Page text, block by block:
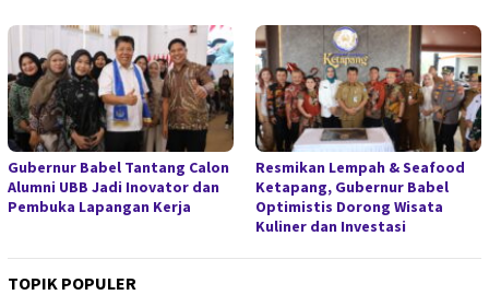
Gubernur Babel Tantang Calon
Alumni UBB Jadi Inovator dan
Pembuka Lapangan Kerja
Resmikan Lempah & Seafood
Ketapang, Gubernur Babel
Optimistis Dorong Wisata
Kuliner dan Investasi
TOPIK POPULER